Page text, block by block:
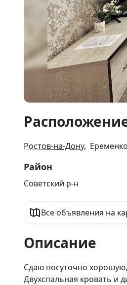
1
11
Ростов-на-Дону,
Район
Советский р-н
Все объявления на
Описание
Сдаю посуточно
Двухспальная кровать и